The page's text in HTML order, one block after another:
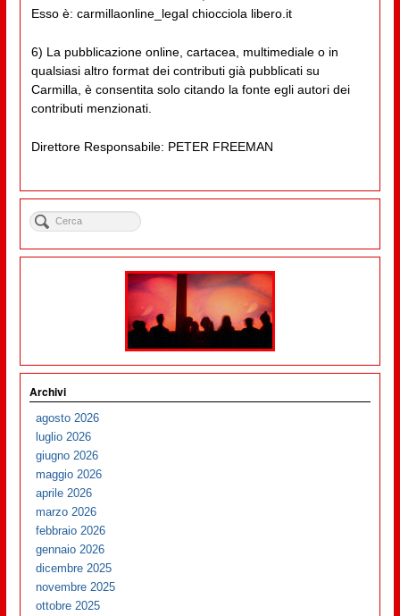
Esso è: carmillaonline_legal chiocciola libero.it
6) La pubblicazione online, cartacea, multimediale o in
qualsiasi altro format dei contributi già pubblicati su
Carmilla, è consentita solo citando la fonte egli autori dei
contributi menzionati.
Direttore Responsabile: PETER FREEMAN
Archivi
agosto 2026
luglio 2026
giugno 2026
maggio 2026
aprile 2026
marzo 2026
febbraio 2026
gennaio 2026
dicembre 2025
novembre 2025
ottobre 2025